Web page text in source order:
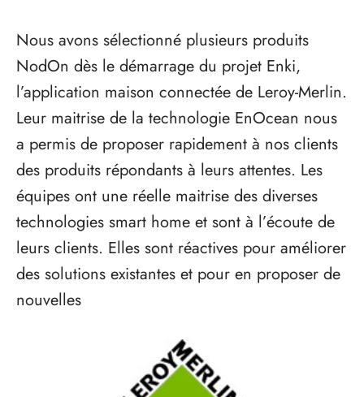
Nous avons sélectionné plusieurs produits
NodOn dès le démarrage du projet Enki,
l’application maison connectée de Leroy-Merlin.
Leur maitrise de la technologie EnOcean nous
a permis de proposer rapidement à nos clients
des produits répondants à leurs attentes. Les
équipes ont une réelle maitrise des diverses
technologies smart home et sont à l’écoute de
leurs clients. Elles sont réactives pour améliorer
des solutions existantes et pour en proposer de
nouvelles